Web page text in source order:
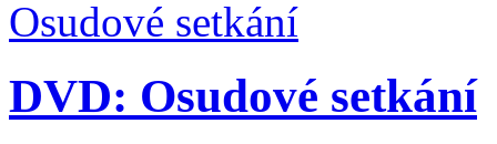
DVD: Osudové setkání